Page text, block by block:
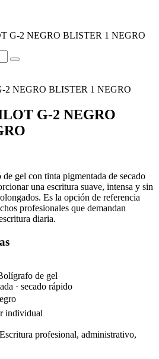
G-2 NEGRO BLISTER 1 NEGRO
G-2 NEGRO
gel con tinta pigmentada de secado
una escritura suave, intensa y sin
Es la opción de referencia
profesionales que demandan
diaria.
de gel
· secado rápido
individual
Escritura profesional, administrativo,